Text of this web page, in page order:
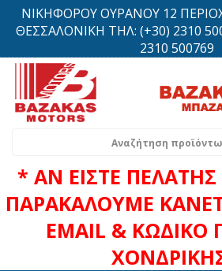
ΝΙΚΗΦΟΡΟΥ ΟΥΡΑΝΟΥ 12
ΘΕΣΣΑΛΟΝΙΚΗ ΤΗΛ: (+30) 2310
2310 500769
* ΑΝ ΕΙΣΤΕ
ΠΑΡΑΚΑΛΟΥΜΕ
EMAIL & ΚΩΔΙΚΟ